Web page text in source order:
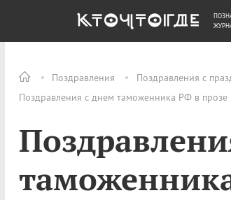
Поздравления Поздравления с
Поздравления с днем таможенника РФ в прозе
ОБЩЕСТВО